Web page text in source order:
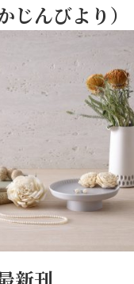
じんびより）